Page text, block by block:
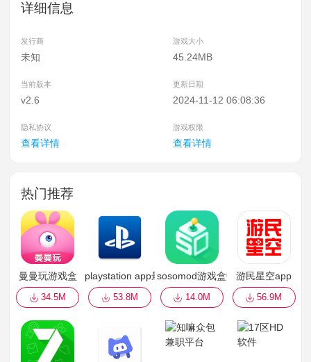
详细信息
发行商 游戏大小
未知 45.24MB
当前版本 更新日期
v2.6 2024-11-12 06:08:36
隐私协议 游戏权限
查看详情 查看详情
热门推荐
曼曼玩游戏盒
34.5M
playstation app最新版(ps app)
53.8M
sosomod游戏盒中文
14.0M
游民星空app
56.9M